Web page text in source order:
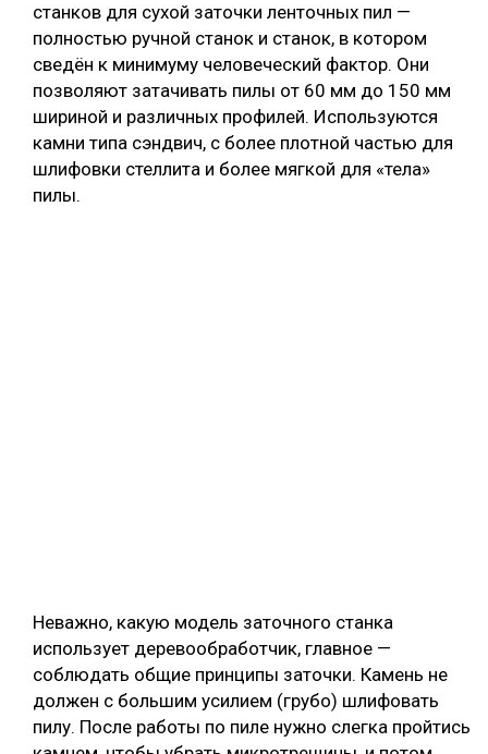
станков для сухой заточки ленточных пил —
полностью ручной станок и станок, в котором
сведён к минимуму человеческий фактор. Они
позволяют затачивать пилы от 60 мм до 150 мм
шириной и различных профилей. Используются
камни типа сэндвич, с более плотной частью для
шлифовки стеллита и более мягкой для «тела»
пилы.
Неважно, какую модель заточного станка
использует деревообработчик, главное —
соблюдать общие принципы заточки. Камень не
должен с большим усилием (грубо) шлифовать
пилу. После работы по пиле нужно слегка пройтись